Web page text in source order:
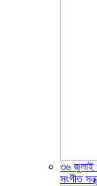
৩৬ জুলাই
সংগীত